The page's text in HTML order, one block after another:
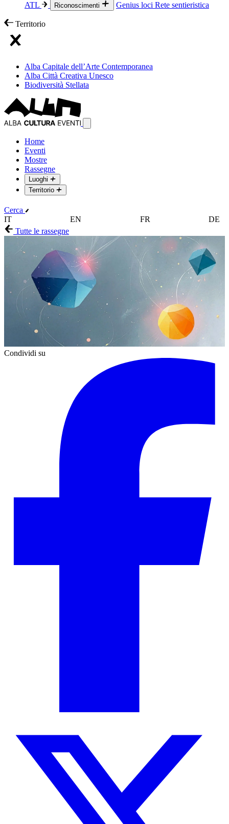
ATL Riconoscimenti Genius loci Rete sentieristica
Territorio
Alba Capitale dell’Arte Contemporanea
Alba Città Creativa Unesco
Biodiversità Stellata
Home
Eventi
Mostre
Rassegne
Luoghi
Territorio
Cerca
IT
EN FR
DE
Tutte le rassegne
Condividi su